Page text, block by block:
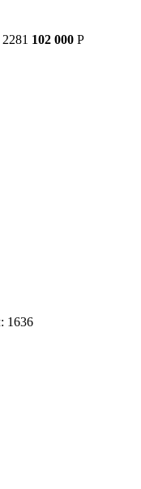
102 000 Р
1636